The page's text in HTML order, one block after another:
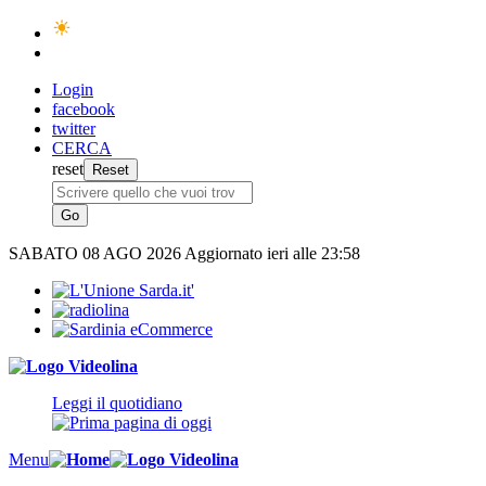
Login
facebook
twitter
CERCA
reset
SABATO 08 AGO 2026 Aggiornato ieri alle 23:58
Leggi il quotidiano
Menu